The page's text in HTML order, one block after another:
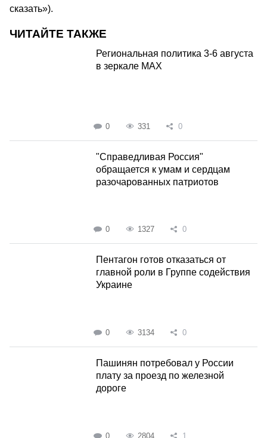
сказать»).
ЧИТАЙТЕ ТАКЖЕ
Региональная политика 3-6 августа
в зеркале MAX
0 331 0
"Справедливая Россия"
обращается к умам и сердцам
разочарованных патриотов
0 1327 0
Пентагон готов отказаться от
главной роли в Группе содействия
Украине
0 3134 0
Пашинян потребовал у России
плату за проезд по железной
дороге
0 2804 1